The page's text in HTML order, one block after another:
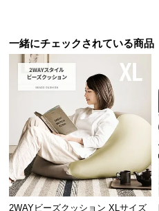
に
つ
い
会
員
規
約
に
つ
一緒にチェックされている商品
2WAYビーズクッション XLサイズ